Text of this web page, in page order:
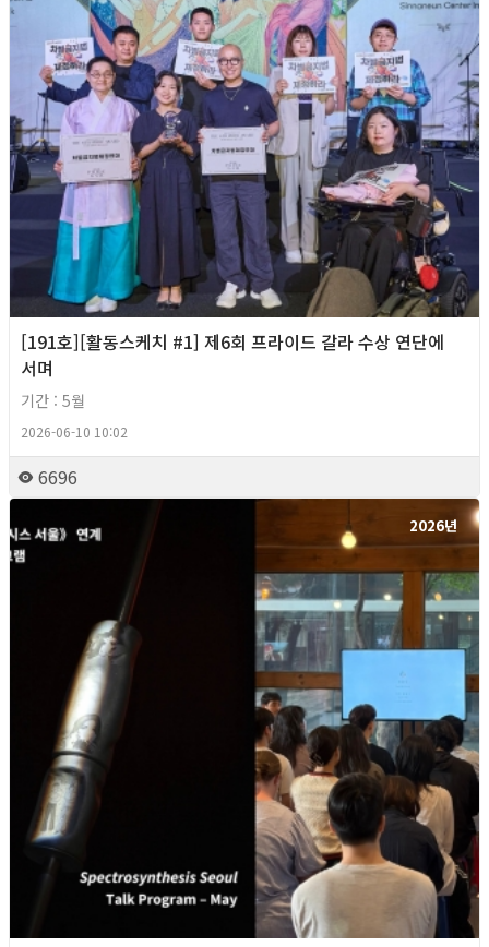
[191호][활동스케치 #1] 제6회 프라이드 갈라 수상 연단에
서며
기간 : 5월
2026-06-10 10:02
6696
2026년